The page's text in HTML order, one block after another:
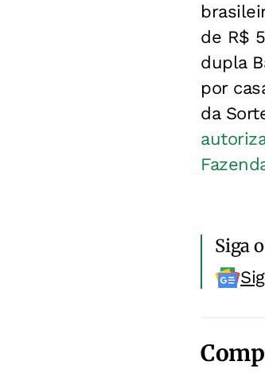
de R$
dupla
por
da
Siga